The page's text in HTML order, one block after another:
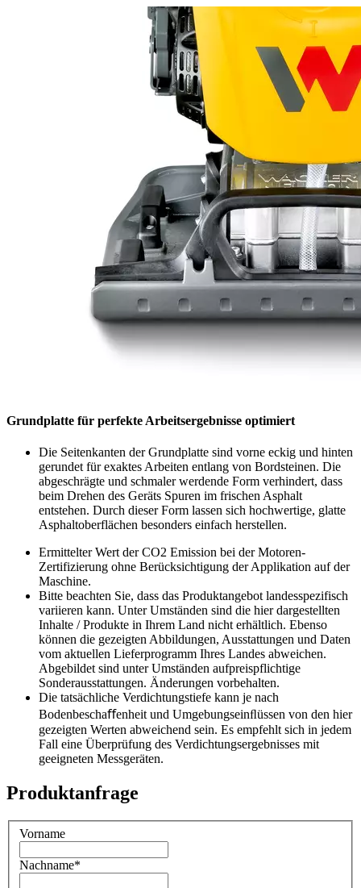
Grundplatte für perfekte Arbeitsergebnisse optimiert
Die Seitenkanten der Grundplatte sind vorne eckig und hinten
gerundet für exaktes Arbeiten entlang von Bordsteinen. Die
abgeschrägte und schmaler werdende Form verhindert, dass
beim Drehen des Geräts Spuren im frischen Asphalt
entstehen. Durch dieser Form lassen sich hochwertige, glatte
Asphaltoberflächen besonders einfach herstellen.
Ermittelter Wert der CO2 Emission bei der Motoren-
Zertifizierung ohne Berücksichtigung der Applikation auf der
Maschine.
Bitte beachten Sie, dass das Produktangebot landesspezifisch
variieren kann. Unter Umständen sind die hier dargestellten
Inhalte / Produkte in Ihrem Land nicht erhältlich. Ebenso
können die gezeigten Abbildungen, Ausstattungen und Daten
vom aktuellen Lieferprogramm Ihres Landes abweichen.
Abgebildet sind unter Umständen aufpreispflichtige
Sonderausstattungen. Änderungen vorbehalten.
Die tatsächliche Verdichtungstiefe kann je nach
Bodenbeschaﬀenheit und Umgebungseinﬂüssen von den hier
gezeigten Werten abweichend sein. Es empfehlt sich in jedem
Fall eine Überprüfung des Verdichtungsergebnisses mit
geeigneten Messgeräten.
Produktanfrage
Vorname
Nachname*